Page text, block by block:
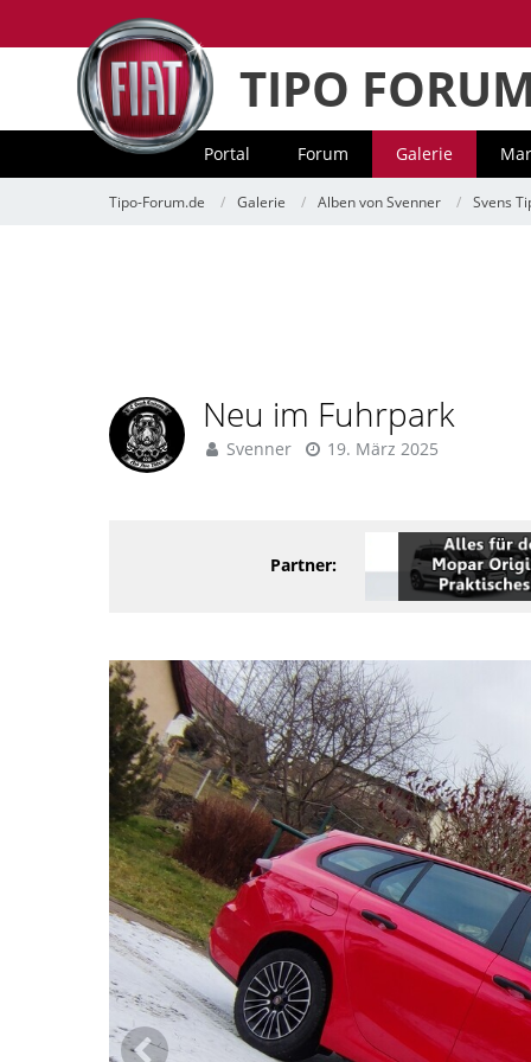
TIPO
Portal Forum Galerie
Tipo-Forum.de Galerie Alben von Svenner Svens
Neu im Fuhrpark
Svenner 19. März 2025
Partner: